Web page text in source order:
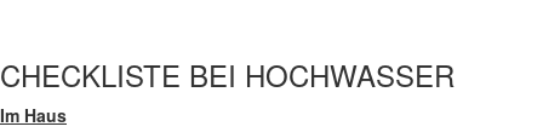
CHECKLISTE BEI HOCHWASSER
Im Haus